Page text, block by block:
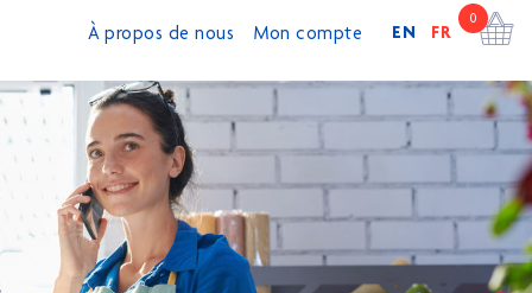
À propos de nous Mon compte EN FR
0